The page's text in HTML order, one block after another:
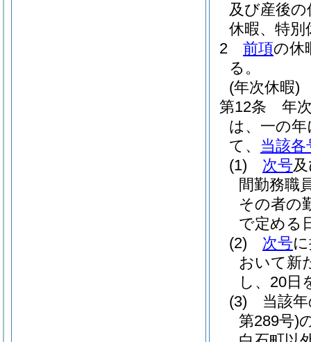
及び産後の
休暇、特別
2
前項の休
る。
(年次休暇)
第12条
年
は、一の
て、 当該各
(1)
次号
間勤務職
その者の
で定める
(2)
次号
おいて新
し、20日
(3)
当該
第289号)